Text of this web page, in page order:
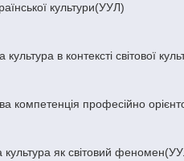
культури(УУЛ)
в контексті світової
компетенція професійно
культура як світовий